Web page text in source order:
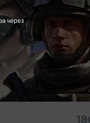
через